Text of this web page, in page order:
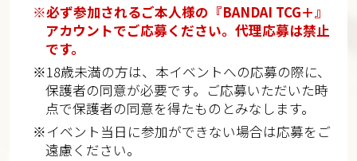
※必ず参加されるご本人様の『BANDAI TCG＋』
アカウントでご応募ください。代理応募は禁止
です。
※18歳未満の方は、本イベントへの応募の際に、
保護者の同意が必要です。ご応募いただいた時
点で保護者の同意を得たものとみなします。
※イベント当日に参加ができない場合は応募をご
遠慮ください。